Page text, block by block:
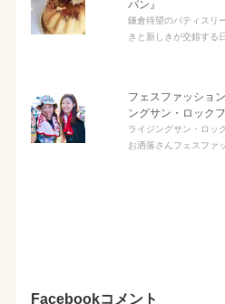
パン』
鎌倉待望のパティスリ
きと新しきが交錯する
フェスファッショ
ングサン・ロック
ライジングサン・ロッ
お洒落さんフェスファ
Facebookコメント